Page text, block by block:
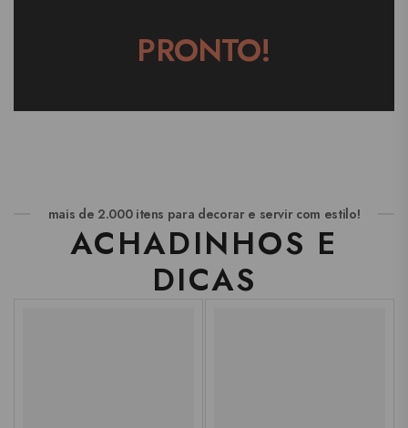
PRONTO!
mais de 2.000 itens para decorar e servir com estilo!
ACHADINHOS E
DICAS